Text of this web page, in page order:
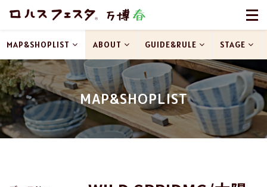
MAP&SHOPLIST
MAP&SHOPLIST ABOUT GUIDE&RULE STAGE